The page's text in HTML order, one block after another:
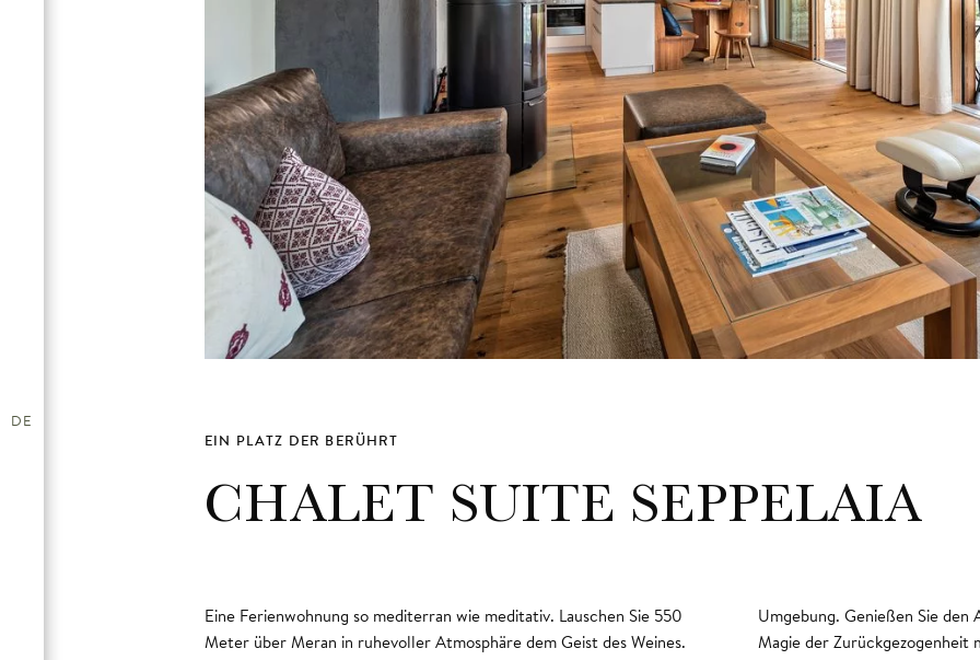
DE
EIN PLATZ DER BERÜHRT
CHALET SUITE SEPPELAIA
Eine Ferienwohnung so mediterran wie meditativ. Lauschen Sie 550
Meter über Meran in ruhevoller Atmosphäre dem Geist des Weines.
Umgebung. Genießen Sie den Ausblick von der Loggia. Erleben Sie die
Magie der Zurückgezogenheit mit Ihrem Lieblingsmenschen im warmen